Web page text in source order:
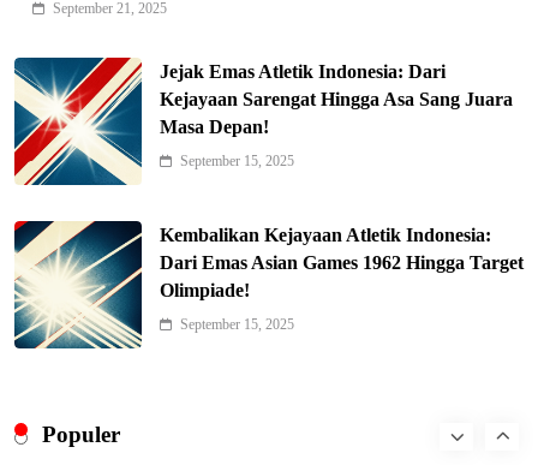
Populer
6
Ekonomi Indonesia Meroket! Kalahkan
Negara G20 di Awal 2026
7 Berita Nasional
8
Xenco Medical Raih Penghargaan
Bergengsi TIME100: Revolusi Medis
September 21, 2025
Jejak Emas Atletik Indonesia: Dari
Kejayaan Sarengat Hingga Asa Sang Juara
Masa Depan!
September 15, 2025
Kembalikan Kejayaan Atletik Indonesia:
Dari Emas Asian Games 1962 Hingga Target
Olimpiade!
September 15, 2025